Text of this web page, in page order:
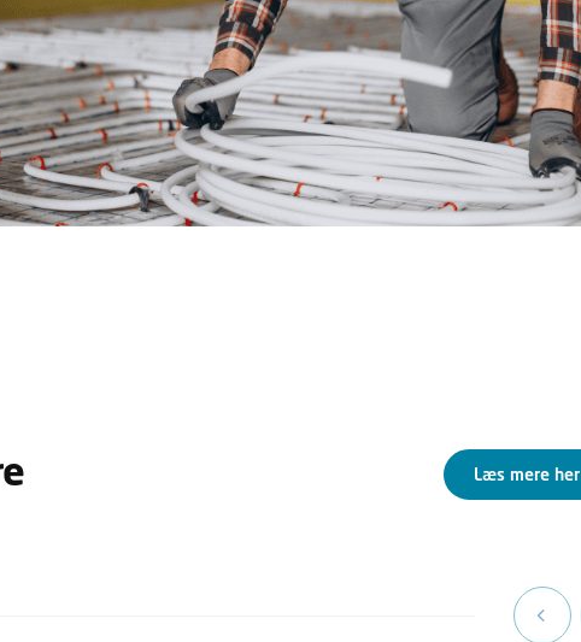
Læs mere her